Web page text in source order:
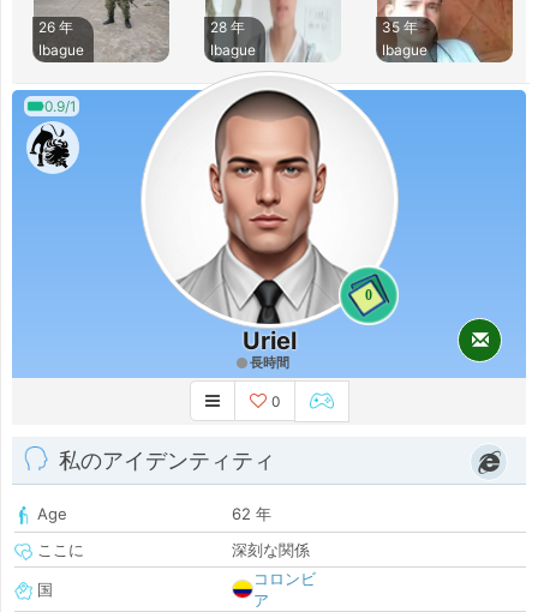
26 年
Ibague
28 年
Ibague
35 年
Ibague
0.9/1
0
Uriel
長時間
0
私のアイデンティティ
Age
62 年
ここに
深刻な関係
国
コロンビ
ア